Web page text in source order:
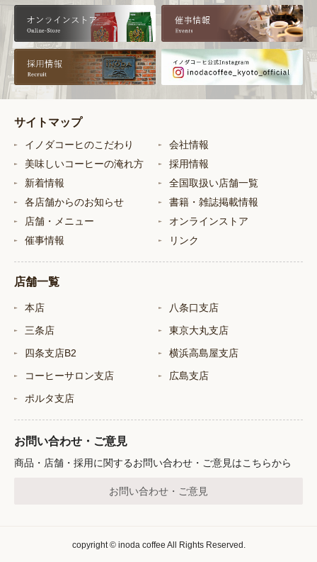
サイトマップ
イノダコーヒのこだわり
美味しいコーヒーの淹れ方
新着情報
各店舗からのお知らせ
店舗・メニュー
催事情報
会社情報
採用情報
全国取扱い店舗一覧
書籍・雑誌掲載情報
オンラインストア
リンク
店舗一覧
本店
三条店
四条支店B2
コーヒーサロン支店
ポルタ支店
八条口支店
東京大丸支店
横浜高島屋支店
広島支店
お問い合わせ・ご意見
商品・店舗・採用に関するお問い合わせ・ご意見はこちらから
お問い合わせ・ご意見
copyright © inoda coffee All Rights Reserved.